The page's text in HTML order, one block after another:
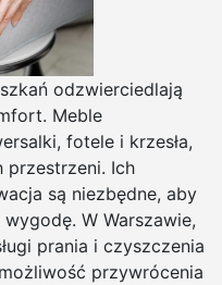
odzwierciedlają
Meble
fotele i krzesła,
przestrzeni. Ich
są niezbędne, aby
W Warszawie,
prania i czyszczenia
przywrócenia